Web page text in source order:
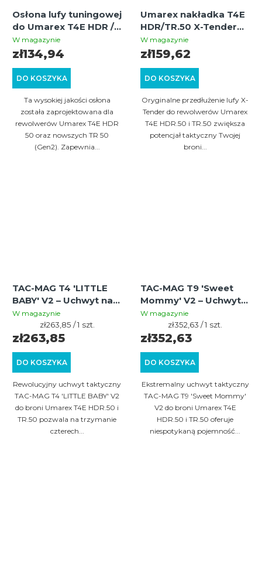
Osłona lufy tuningowej
do Umarex T4E HDR /
TR 50 – GEN1 i GEN2
W magazynie
DO KOSZYKA
zł134,94
Ta wysokiej jakości osłona
została zaprojektowana dla
rewolwerów Umarex T4E HDR
50 oraz nowszych TR 50
(Gen2). Zapewnia...
Umarex nakładka T4E
HDR/TR.50 X-Tender
do GEN1 i GEN2
W magazynie
DO KOSZYKA
zł159,62
Oryginalne przedłużenie lufy X-
Tender do rewolwerów Umarex
T4E HDR.50 i TR.50 zwiększa
potencjał taktyczny Twojej
broni...
TAC-MAG T4 'LITTLE
BABY' V2 – Uchwyt na
magazynki do
rewolweru Umarex
T4E HDR.50/TR.50 (4
gniazda)
W magazynie
DO KOSZYKA
zł263,85
Cena
jednostkowa:
zł263,85 / 1 szt.
Rewolucyjny uchwyt taktyczny
TAC-MAG T4 'LITTLE BABY' V2
do broni Umarex T4E HDR.50 i
TR.50 pozwala na trzymanie
czterech...
TAC-MAG T9 'Sweet
Mommy' V2 – Uchwyt
na magazynki do
rewolweru Umarex
T4E HDR.50 / TR.50 na
9 magazynków
W magazynie
DO KOSZYKA
zł352,63
Cena
jednostkowa:
zł352,63 / 1 szt.
Ekstremalny uchwyt taktyczny
TAC-MAG T9 'Sweet Mommy'
V2 do broni Umarex T4E
HDR.50 i TR.50 oferuje
niespotykaną pojemność...